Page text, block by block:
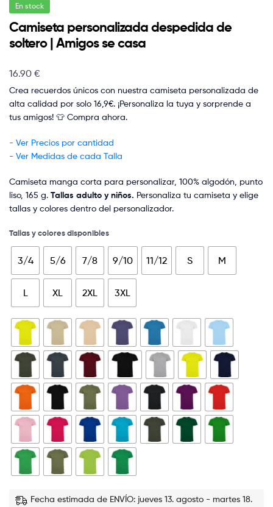
En stock
Camiseta personalizada despedida de
soltero | Amigos se casa
16.90 €
Crea recuerdos únicos con nuestra camiseta personalizada de
alta calidad por solo 16,9€. ¡Personaliza la tuya y sorprende a
tus amigos! 👕 Compra ahora.
- Ver Precios por cantidad
- Ver Medidas de cada Talla
Camiseta manga corta para personalizar, 100% algodón, punto
liso, 165 g. Tallas adulto y niños. Personaliza tu camiseta y elige
tallas y colores dentro del personalizador.
Tallas y colores disponibles
3/4 5/6 7/8 9/10 11/12 S M
L XL 2XL 3XL
Fecha estimada de ENVÍO: jueves 13. agosto - martes 18.